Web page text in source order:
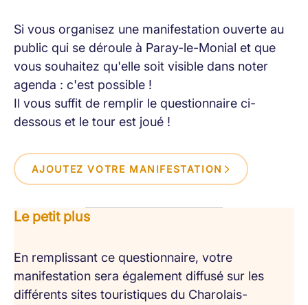
Si vous organisez une manifestation ouverte au
public qui se déroule à Paray-le-Monial et que
vous souhaitez qu'elle soit visible dans noter
agenda : c'est possible !
Il vous suffit de remplir le questionnaire ci-
dessous et le tour est joué !
AJOUTEZ VOTRE MANIFESTATION
Le petit plus
En remplissant ce questionnaire, votre
manifestation sera également diffusé sur les
différents sites touristiques du Charolais-